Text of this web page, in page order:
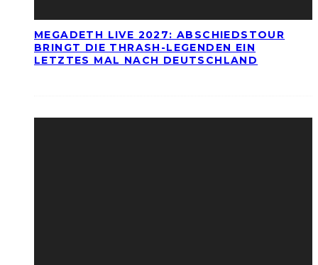
MEGADETH LIVE 2027: ABSCHIEDSTOUR
BRINGT DIE THRASH-LEGENDEN EIN
LETZTES MAL NACH DEUTSCHLAND